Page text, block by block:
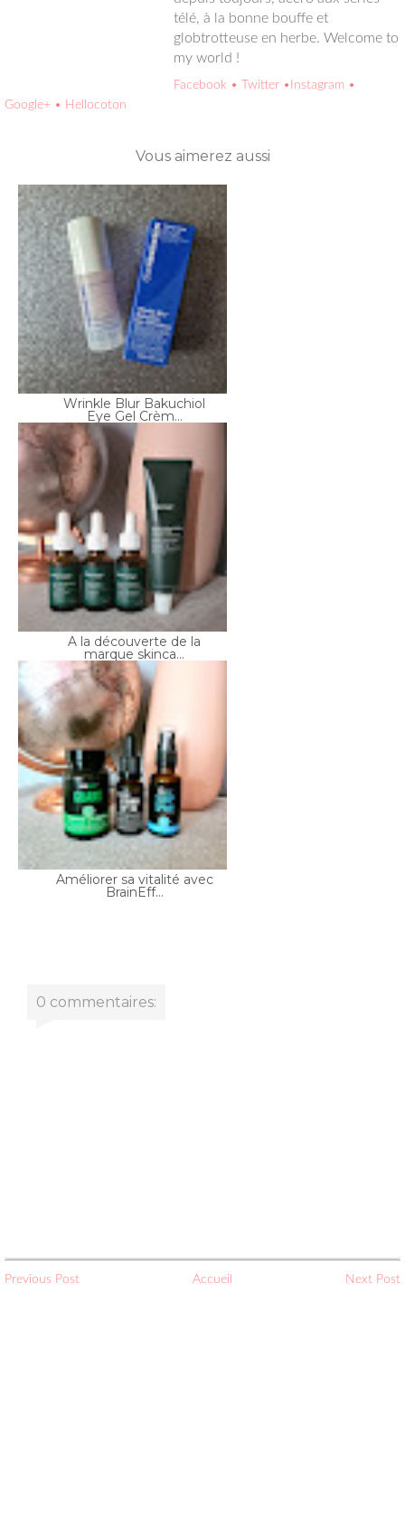
•Instagram • Google+ • Hellocoton
Wrinkle Blur Bakuchiol
Eye Gel Crèm...
A la découverte de la
marque skinca...
Améliorer sa vitalité avec
BrainEff...